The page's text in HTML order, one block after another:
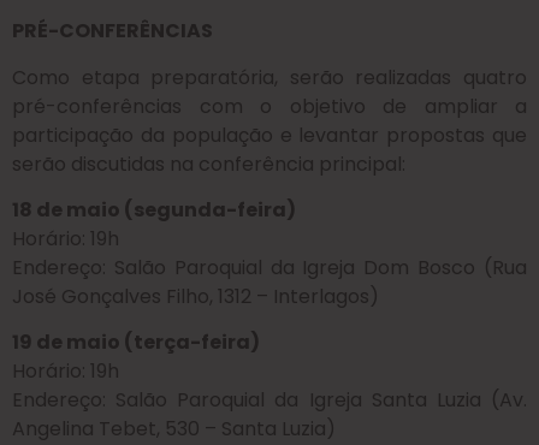
PRÉ-CONFERÊNCIAS
Como etapa preparatória, serão realizadas quatro
pré-conferências com o objetivo de ampliar a
participação da população e levantar propostas que
serão discutidas na conferência principal:
18 de maio (segunda-feira)
Horário: 19h
Endereço: Salão Paroquial da Igreja Dom Bosco (Rua
José Gonçalves Filho, 1312 – Interlagos)
19 de maio (terça-feira)
Horário: 19h
Endereço: Salão Paroquial da Igreja Santa Luzia (Av.
Angelina Tebet, 530 – Santa Luzia)